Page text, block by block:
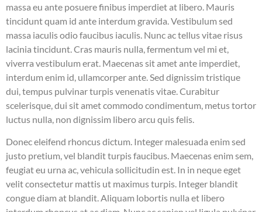
massa eu ante posuere finibus imperdiet at libero. Mauris
tincidunt quam id ante interdum gravida. Vestibulum sed
massa iaculis odio faucibus iaculis. Nunc ac tellus vitae risus
lacinia tincidunt. Cras mauris nulla, fermentum vel mi et,
viverra vestibulum erat. Maecenas sit amet ante imperdiet,
interdum enim id, ullamcorper ante. Sed dignissim tristique
dui, tempus pulvinar turpis venenatis vitae. Curabitur
scelerisque, dui sit amet commodo condimentum, metus tortor
luctus nulla, non dignissim libero arcu quis felis.
Donec eleifend rhoncus dictum. Integer malesuada enim sed
justo pretium, vel blandit turpis faucibus. Maecenas enim sem,
feugiat eu urna ac, vehicula sollicitudin est. In in neque eget
velit consectetur mattis ut maximus turpis. Integer blandit
congue diam at blandit. Aliquam lobortis nulla et libero